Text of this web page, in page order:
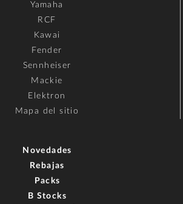
Yamaha
RCF
Kawai
Fender
Sennheiser
Mackie
Elektron
Mapa del sitio
Novedades
Rebajas
Packs
B Stocks